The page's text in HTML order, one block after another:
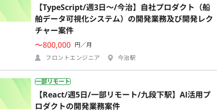
【TypeScript/週3日〜/今治】自社プロダクト（船
舶データ可視化システム）の開発業務及び開発レク
チャー案件
〜800,000 円／月
フロントエンジニア
今治駅
一部リモート
【React/週5日/一部リモート/九段下駅】AI活用プ
ロダクトの開発業務案件